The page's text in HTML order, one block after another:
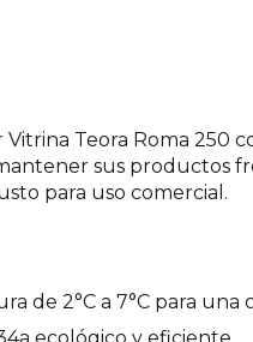
Vitrina Teora Roma 250
sus productos
para uso comercial.
de 2°C a 7°C para una